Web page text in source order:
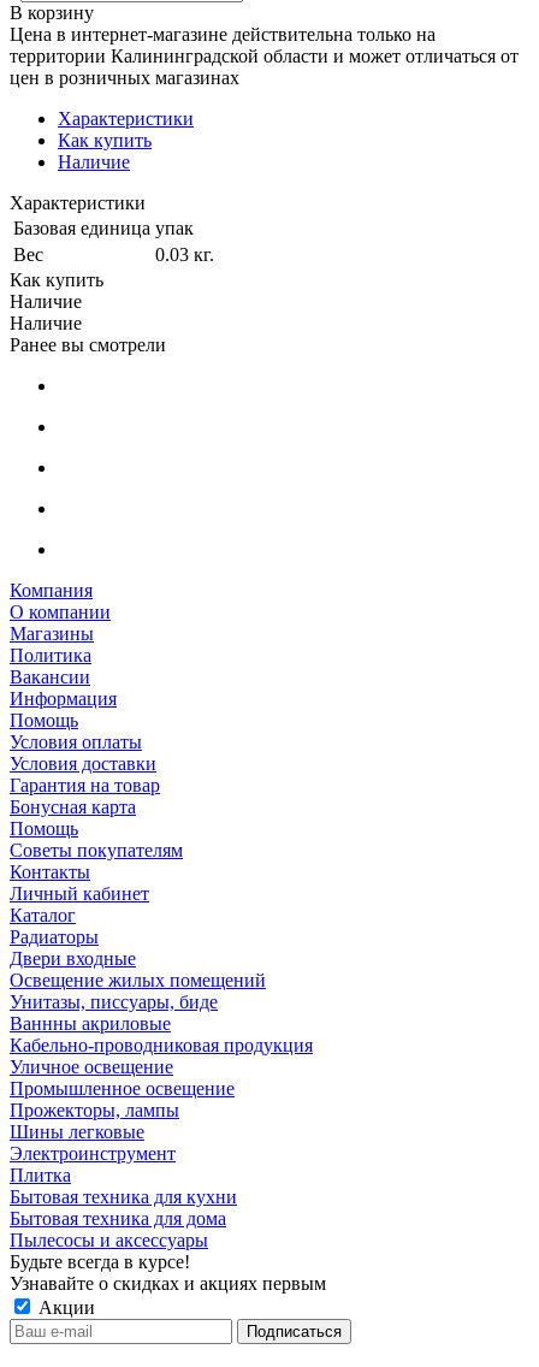
В корзину
Цена в интернет-магазине действительна только на
территории Калининградской области и может отличаться от
цен в розничных магазинах
Характеристики
Как купить
Наличие
Характеристики
Базовая единица упак
Вес
0.03 кг.
Как купить
Наличие
Наличие
Ранее вы смотрели
Компания
О компании
Магазины
Политика
Вакансии
Информация
Помощь
Условия оплаты
Условия доставки
Гарантия на товар
Бонусная карта
Помощь
Советы покупателям
Контакты
Личный кабинет
Каталог
Радиаторы
Двери входные
Освещение жилых помещений
Унитазы, писсуары, биде
Ваннны акриловые
Кабельно-проводниковая продукция
Уличное освещение
Промышленное освещение
Прожекторы, лампы
Шины легковые
Электроинструмент
Плитка
Бытовая техника для кухни
Бытовая техника для дома
Пылесосы и аксессуары
Будьте всегда в курсе!
Узнавайте о скидках и акциях первым
Акции